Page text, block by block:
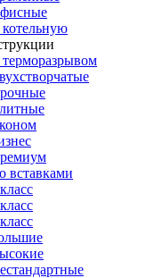
вставками